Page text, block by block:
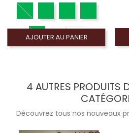
5XL
AJOUTER AU PANIER
4 AUTRES PRODUITS
Découvrez tous nos nouveaux